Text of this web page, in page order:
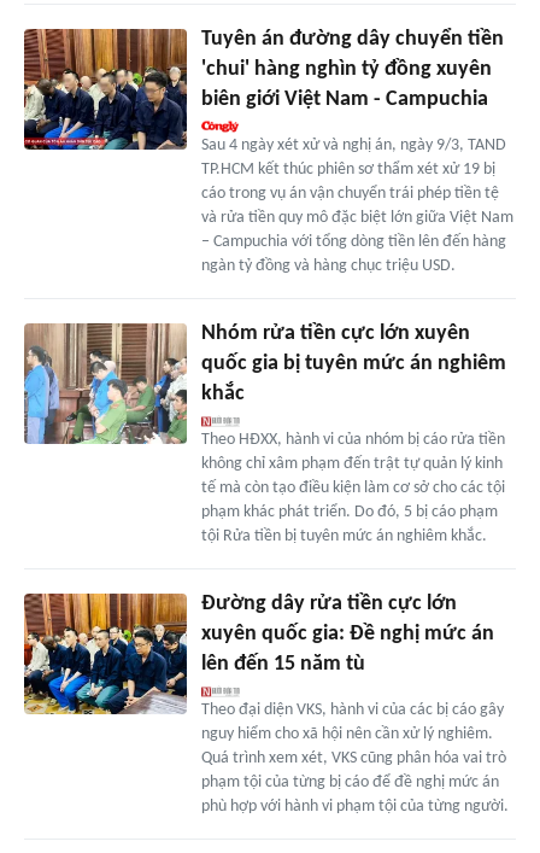
Tuyên án đường dây chuyển tiền
'chui' hàng nghìn tỷ đồng xuyên
biên giới Việt Nam - Campuchia
Sau 4 ngày xét xử và nghị án, ngày 9/3, TAND
TP.HCM kết thúc phiên sơ thẩm xét xử 19 bị
cáo trong vụ án vận chuyển trái phép tiền tệ
và rửa tiền quy mô đặc biệt lớn giữa Việt Nam
– Campuchia với tổng dòng tiền lên đến hàng
ngàn tỷ đồng và hàng chục triệu USD.
Nhóm rửa tiền cực lớn xuyên
quốc gia bị tuyên mức án nghiêm
khắc
Theo HĐXX, hành vi của nhóm bị cáo rửa tiền
không chỉ xâm phạm đến trật tự quản lý kinh
tế mà còn tạo điều kiện làm cơ sở cho các tội
phạm khác phát triển. Do đó, 5 bị cáo phạm
tội Rửa tiền bị tuyên mức án nghiêm khắc.
Đường dây rửa tiền cực lớn
xuyên quốc gia: Đề nghị mức án
lên đến 15 năm tù
Theo đại diện VKS, hành vi của các bị cáo gây
nguy hiểm cho xã hội nên cần xử lý nghiêm.
Quá trình xem xét, VKS cũng phân hóa vai trò
phạm tội của từng bị cáo để đề nghị mức án
phù hợp với hành vi phạm tội của từng người.